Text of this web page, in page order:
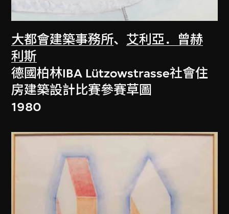
大都會建築事務所、 艾利亞．曾赫
利斯
德國柏林IBA Lützowstrasse社會住
房建築設計比賽參賽草圖
1980